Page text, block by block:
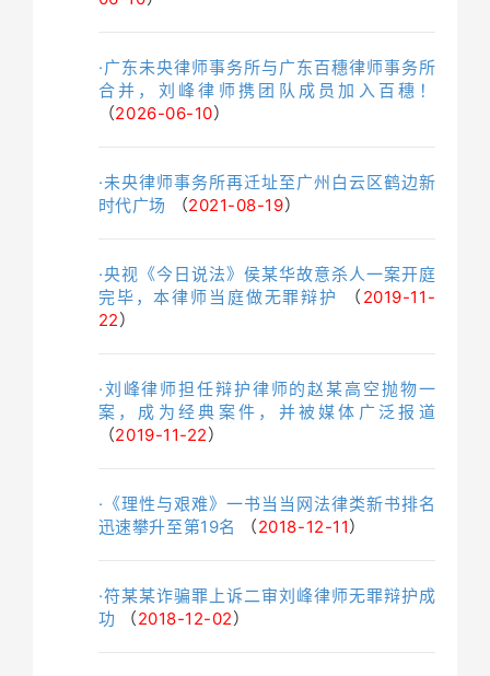
·广东未央律师事务所与广东百穗律师事务所
合并，刘峰律师携团队成员加入百穗！
（2026-06-10）
·未央律师事务所再迁址至广州白云区鹤边新
时代广场
（2021-08-19）
·央视《今日说法》侯某华故意杀人一案开庭
完毕，本律师当庭做无罪辩护
（ 2019-11-
22）
·刘峰律师担任辩护律师的赵某高空抛物一
案，成为经典案件，并被媒体广泛报道
（2019-11-22）
·《理性与艰难》一书当当网法律类新书排名
迅速攀升至第19名
（2018-12-11）
·符某某诈骗罪上诉二审刘峰律师无罪辩护成
功 （2018-12-02）